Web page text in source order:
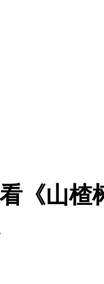
《山楂